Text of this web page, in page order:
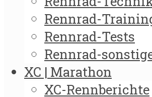
Rennrad-
Rennrad-Tests
Rennrad-
XC | Marathon
XC-Rennberichte